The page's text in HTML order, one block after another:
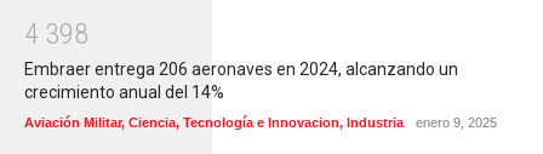
4 398
Embraer entrega 206 aeronaves en 2024, alcanzando un
crecimiento anual del 14%
Aviación Militar, Ciencia, Tecnología e Innovacion, Industria enero 9, 2025